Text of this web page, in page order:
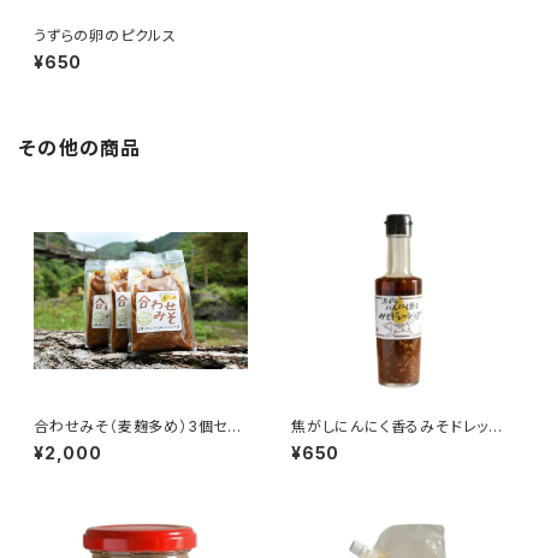
うずらの卵のピクルス
¥650
その他の商品
合わせみそ（麦麹多め）3個セッ
ト
¥2,000
焦がしにんにく香るみそドレッシ
ング
¥650